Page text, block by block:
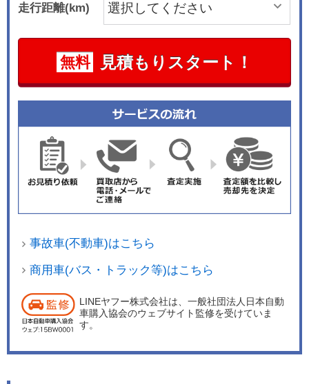
走行距離(km)
無料 見積もりスタート！
事故車(不動車)はこちら
商用車(バス・トラック等)はこちら
LINEヤフー株式会社は、一般社団法人日本自動
車購入協会のウェブサイト監修を受けていま
す。